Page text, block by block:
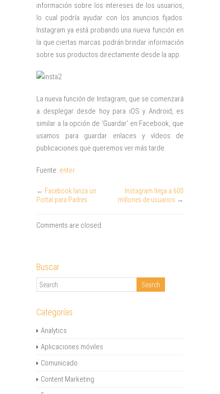
información sobre los intereses de los usuarios,
lo cual podría ayudar con los anuncios fijados.
Instagram ya está probando una nueva función en
la que ciertas marcas podrán brindar información
sobre sus productos directamente desde la app.
La nueva función de Instagram, que se comenzará
a desplegar desde hoy para iOS y Android, es
similar a la opción de ‘Guardar’ en Facebook, que
usamos para guardar enlaces y vídeos de
publicaciones que queremos ver más tarde.
Fuente: enter
← Facebook lanza un
Portal para Padres
Instagram llega a 600
millones de usuarios →
Comments are closed.
Buscar
Categorías
Analytics
Aplicaciones móviles
Comunicado
Content Marketing